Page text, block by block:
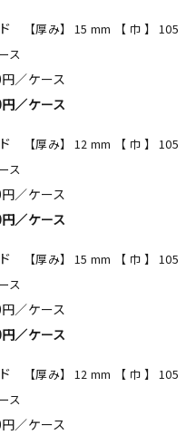
【厚み】 15 mm 【 巾 】 105
ス
／ケース
／ケース
【厚み】 12 mm 【 巾 】 105
ス
／ケース
／ケース
【厚み】 15 mm 【 巾 】 105
ス
／ケース
／ケース
【厚み】 12 mm 【 巾 】 105
ス
／ケース